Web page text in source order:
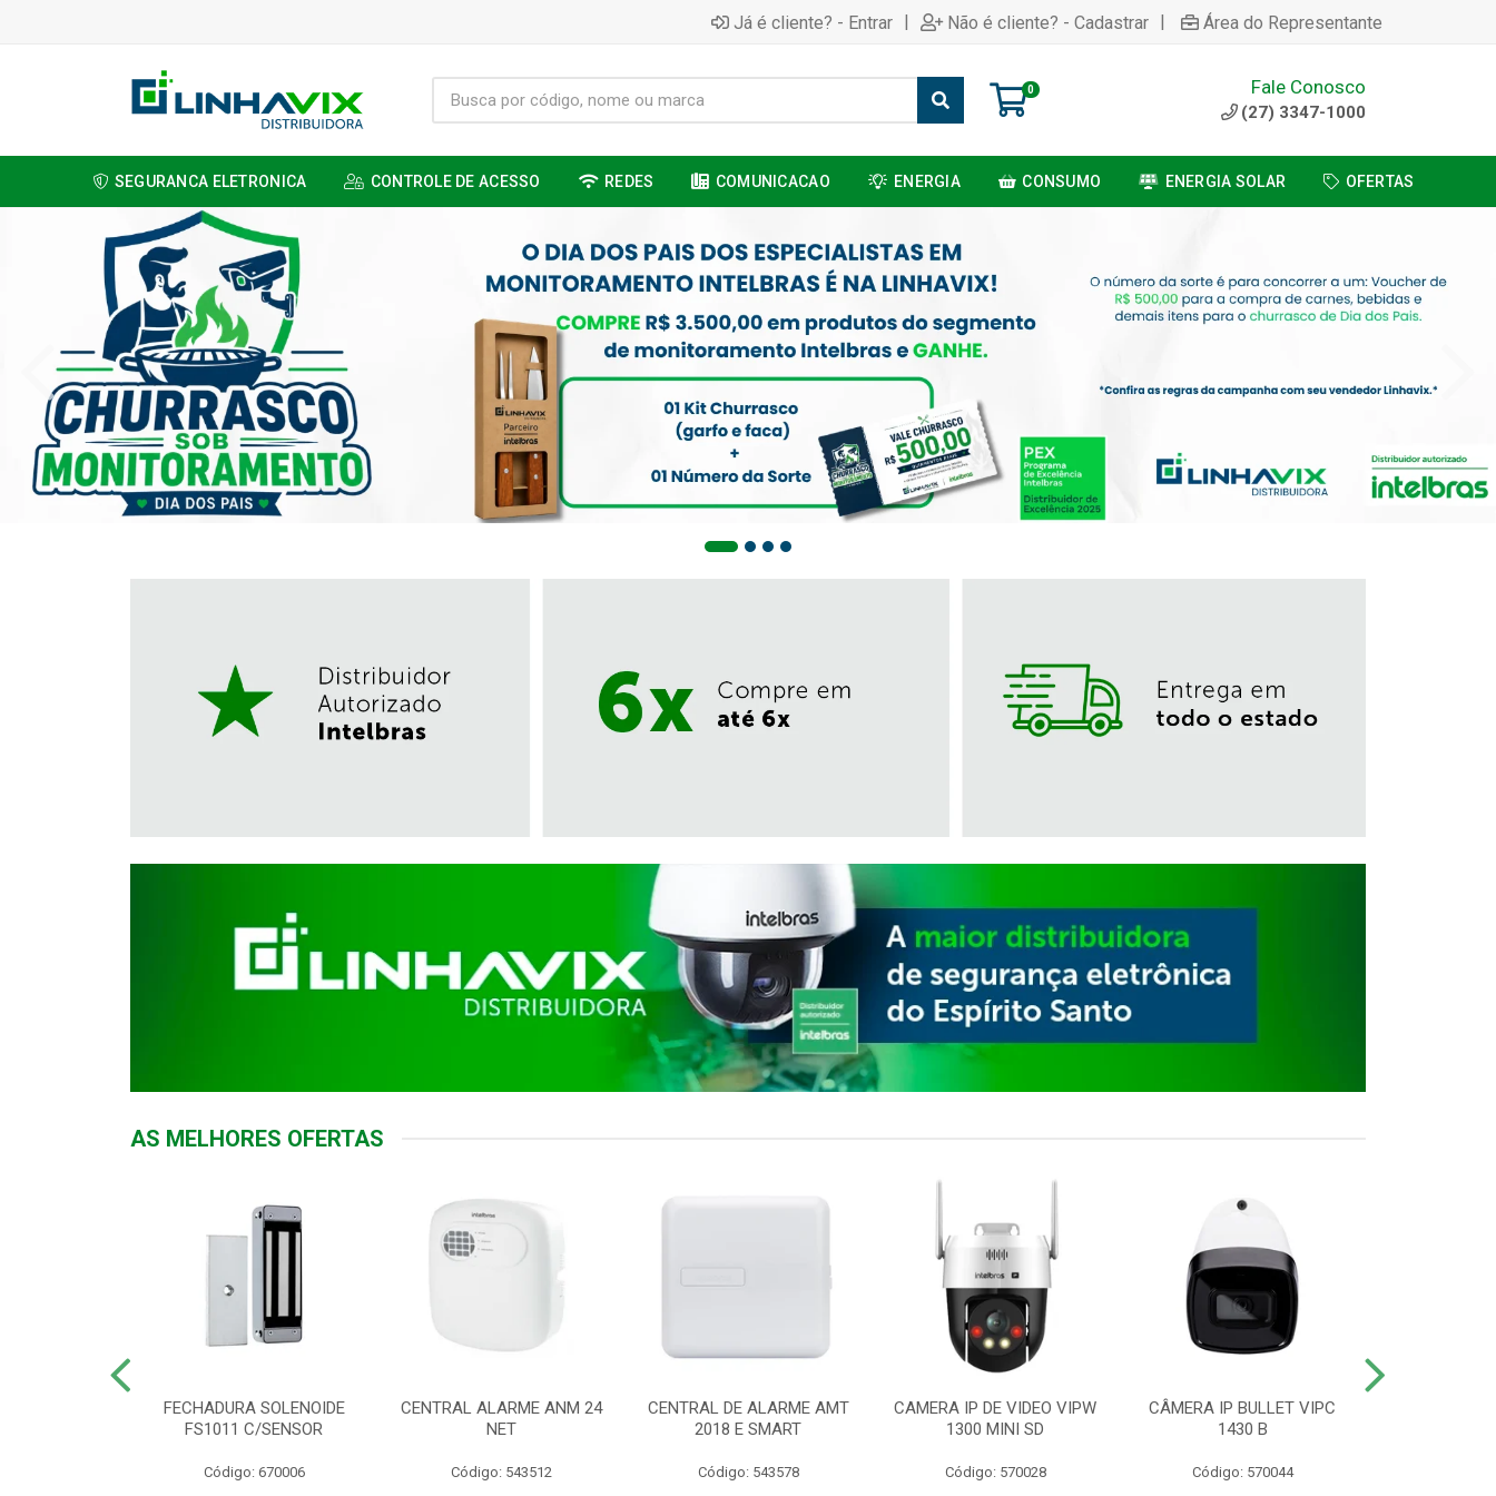
Já é cliente? - Entrar | Não é cliente? - Cadastrar | Área do Representante
0 Fale Conosco
(27) 3347-1000
SEGURANCA ELETRONICA CONTROLE DE ACESSO REDES COMUNICACAO ENERGIA CONSUMO ENERGIA SOLAR OFERTAS
AS MELHORES OFERTAS
FECHADURA SOLENOIDE
FS1011 C/SENSOR
Código: 670006
CENTRAL ALARME ANM 24
NET
Código: 543512
CENTRAL DE ALARME AMT
2018 E SMART
Código: 543578
CAMERA IP DE VIDEO VIPW
1300 MINI SD
Código: 570028
CÂMERA IP BULLET VIPC
1430 B
Código: 570044